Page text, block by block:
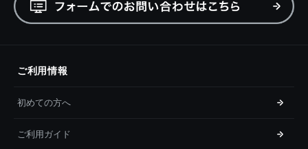
ご利用情報
初めての方へ
ご利用ガイド